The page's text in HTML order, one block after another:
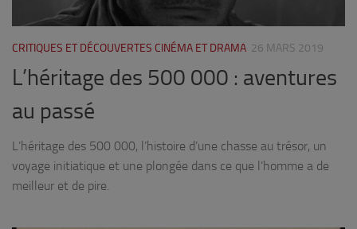
CRITIQUES ET DÉCOUVERTES CINÉMA ET DRAMA 26 MARS 2019
L’héritage des 500 000 : aventures
au passé
L’héritage des 500 000, l’histoire d’une chasse au trésor, un
voyage initiatique et une plongée dans ce que l’homme a de
meilleur et de pire.